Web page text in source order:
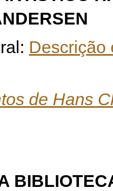
Descrição
de Hans